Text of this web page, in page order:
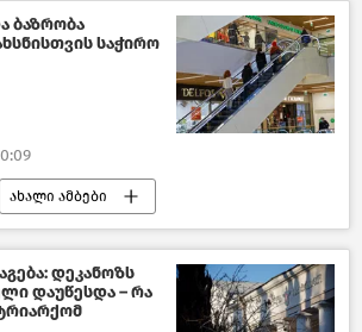
ბაზრობა
საჭირო
ახალი ამბები
დეკანოზს
დაუწესდა – რა